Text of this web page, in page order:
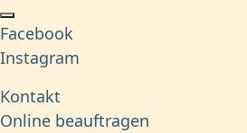
Facebook
Instagram
Kontakt
Online beauftragen